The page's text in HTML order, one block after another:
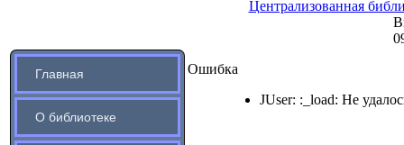
Централизованная
Главная
О библиотеке
Ошибка
JUser: :_load: Не